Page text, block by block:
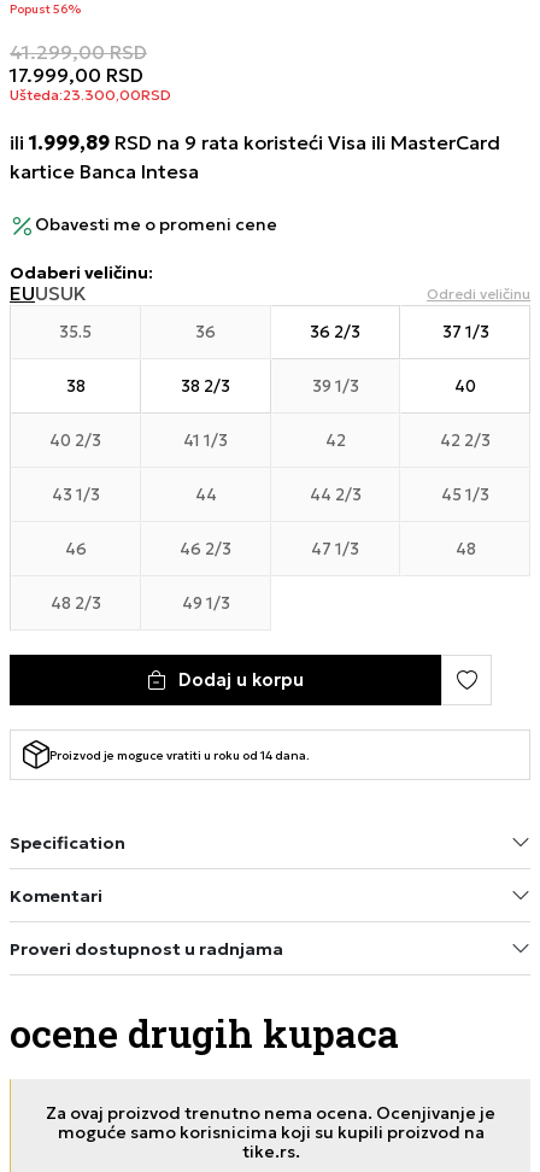
Popust 56%
41.299,00 RSD
17.999,00 RSD
Ušteda:23.300,00RSD
ili 1.999,89 RSD na 9 rata koristeći Visa ili MasterCard
kartice Banca Intesa
Obavesti me o promeni cene
Odaberi veličinu:
EUUSUK Odredi veličinu
35.5 36 36 2/3 37 1/3
38 38 2/3 39 1/3 40
40 2/3 41 1/3 42 42 2/3
43 1/3 44 44 2/3 45 1/3
46 46 2/3 47 1/3 48
48 2/3 49 1/3
Dodaj u korpu
Proizvod je moguce vratiti u roku od 14 dana.
Specification
Komentari
Proveri dostupnost u radnjama
ocene drugih kupaca
Za ovaj proizvod trenutno nema ocena. Ocenjivanje je
moguće samo korisnicima koji su kupili proizvod na
tike.rs.